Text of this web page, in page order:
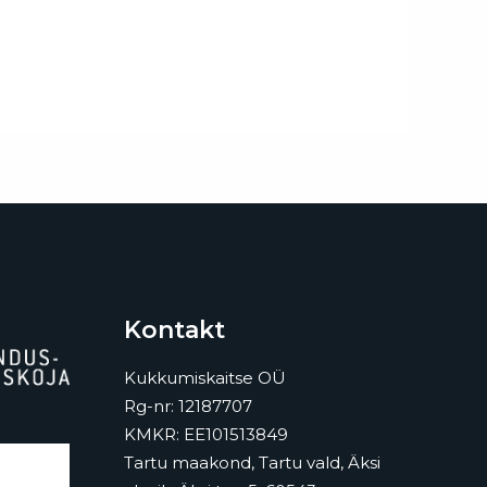
Kontakt
Kukkumiskaitse OÜ
Rg-nr: 12187707
KMKR: EE101513849
Tartu maakond, Tartu vald, Äksi